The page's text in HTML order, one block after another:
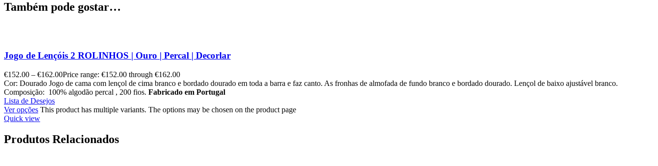
Também pode gostar…
Jogo de Lençóis 2 ROLINHOS | Ouro | Percal | Decorlar
€152.00 – €162.00Price range: €152.00 through €162.00
Cor: Dourado Jogo de cama com lençol de cima branco e bordado dourado em toda a barra e faz canto. As fronhas de almofada de fundo branco e bordado dourado. Lençol de baixo ajustável branco.
Composição: 100% algodão percal , 200 fios. Fabricado em Portugal
Lista de Desejos
Ver opções This product has multiple variants. The options may be chosen on the product page
Quick view
Produtos Relacionados